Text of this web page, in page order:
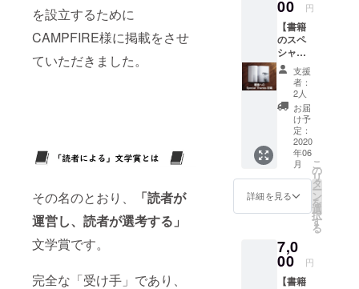
を設立するために
CAMPFIRE様に掲載をさせ
ていただきました。
その名のとおり、
「読者が
運営し、読者が選考する」
文学賞です。
完全な「受け手」であり、
名前を
記載さ
せてい
ただき
ます。
【お願
い】 備
考欄に
記載す
る名前
を書い
てくだ
さい。
開する
選考会
の内容
よりも
深く内
容をお
伝えす
る限定
公開の
動画
URLを
お送り
させて
いただ
きま
出版で
つくる
本にな
りま
00 円
【書籍
のスペ
シャル
サンク
ス+限定
公開動
画
URL】
今回の
文学賞
の内容
をまと
めた書
籍にス
ペシャ
ルサン
して名
前を記
載させ
ていた
支援
者：
2人
お届
け予
定：
2020
年06
月
詳細を見る
こ
の
リ
タ
ー
ン
を
選
択
す
る
7,0
00 円
【書籍